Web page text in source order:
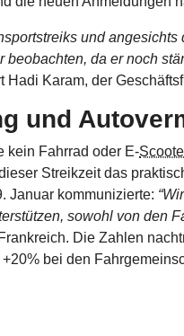
und
beobachten, da er noch
Hadi Karam, der
und
kein Fahrrad oder E-
Streikzeit das
Januar kommunizierte:
sowohl von den
Die Zahlen
bei den